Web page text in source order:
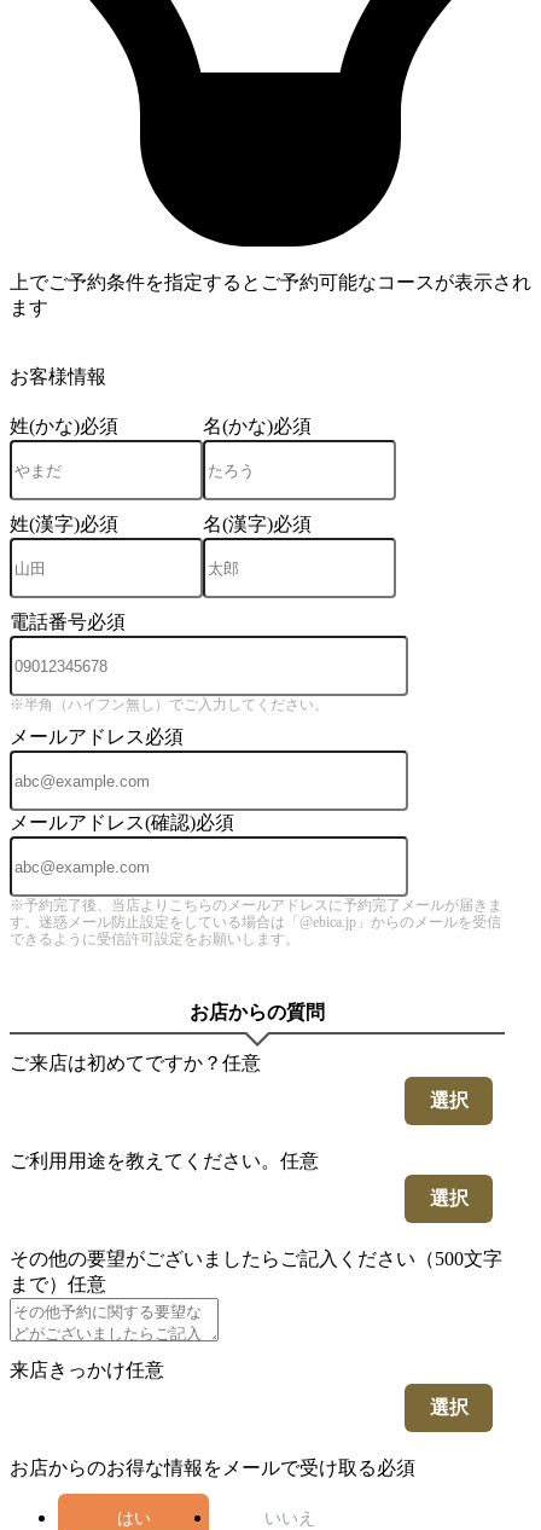
上でご予約条件を指定するとご予約可能なコースが表示され
ます
お客様情報
姓(かな)必須 名(かな)必須
姓(漢字)必須 名(漢字)必須
電話番号必須
※半角（ハイフン無し）でご入力してください。
メールアドレス必須
メールアドレス(確認)必須
※予約完了後、当店よりこちらのメールアドレスに予約完了メールが届きま
す。迷惑メール防止設定をしている場合は「@ebica.jp」からのメールを受信
できるように受信許可設定をお願いします。
お店からの質問
ご来店は初めてですか？ 任意
選択
ご利用用途を教えてください。 任意
選択
その他の要望がございましたらご記入ください（500文字
まで） 任意
来店きっかけ任意
選択
お店からのお得な情報をメールで受け取る必須
はい いいえ